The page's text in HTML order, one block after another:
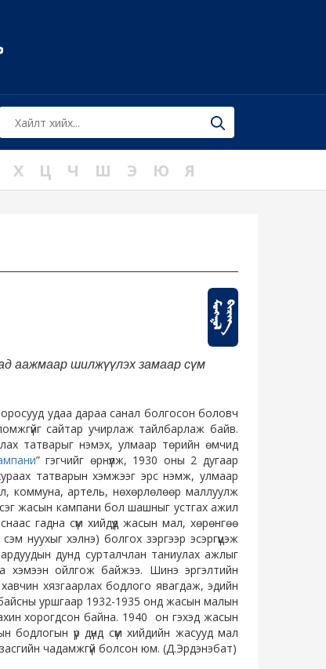
Х Ц Ч Ш Э Ю Я
аажмаар шилжүүлэх замаар сүм
удаа дараа санал болгосон боловч
сайтар учирлаж тайлбарлаж байв.
татварыг нэмэх, улмаар төрийн өмчид
” гэгчийг өрнүүлж, 1930 оны 2 дугаар
татварын хэмжээг эрс нэмж, улмаар
коммуна, артель, нөхөрлөлөөр маллуулж
жасын кампани бол шашныг устгах ажил
гадна сүм хийдүүд жасын мал, хөрөнгөө
нуухыг хэлнэ) болгох зэргээр эсэргүүцэж
дунд сурталчлан таниулах ажлыг
хэмээн ойлгож байжээ. Шинэ эргэлтийн
хязгаарлах бодлого явагдаж, эдийн
байсны уршгаар 1932-1935 онд жасын малын
хорогдсон байна. 1940 он гэхэд жасын
бодлогын үр дүнд сүм хийдийн жасууд мал
чадамжгүй болсон юм. (Д.Эрдэнэбат)